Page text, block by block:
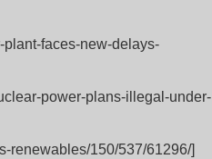
faces-new-delays-
power-plans-illegal-under-
renewables/150/537/61296/]